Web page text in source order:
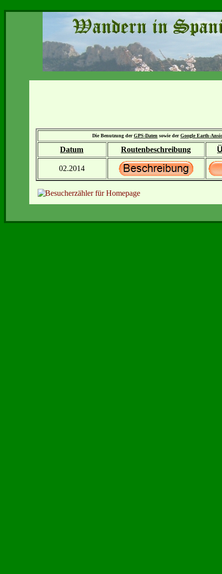
Die Benutzung derGPS-Daten sowie derGoogle Earth-
Datum Routenbeschreibung
02.2014